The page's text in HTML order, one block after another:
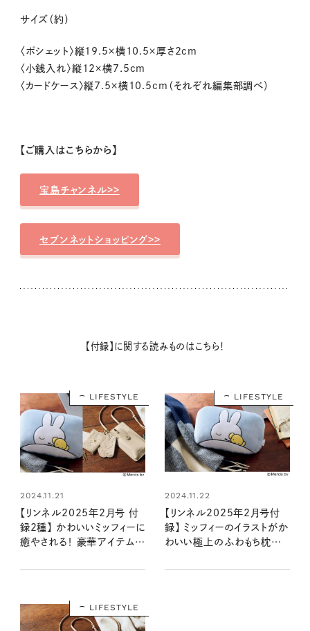
サイズ（約）
〈ポシェット〉縦19.5×横10.5×厚さ2cm
〈小銭入れ〉縦12×横7.5cm
〈カードケース〉縦7.5×横10.5cm（それぞれ編集部調べ）
【ご購入はこちらから】
宝島チャンネル>>
セブンネットショッピング>>
【付録】に関する読みものはこちら！
LIFESTYLE
2024.11.21
【リンネル2025年2月号 付
録2種】 かわいいミッフィーに
癒やされる！ 豪華アイテムが
2025年2月号・2月号増刊）
LIFESTYLE
2024.11.22
【リンネル2025年2月号付
録】 ミッフィーのイラストがか
わいい極上のふわもち枕が
2025年2月号）
LIFESTYLE